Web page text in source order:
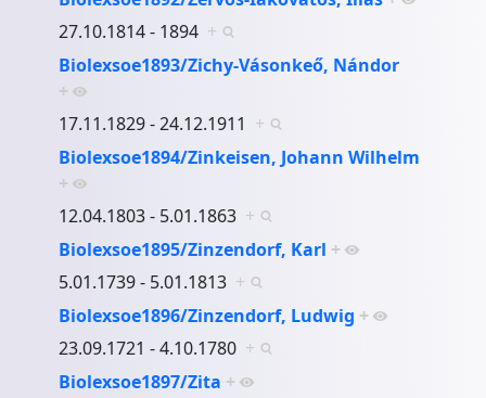
27.10.1814 - 1894 +
Biolexsoe1893/Zichy-Vásonkeő, Nándor
+
17.11.1829 - 24.12.1911 +
Biolexsoe1894/Zinkeisen, Johann Wilhelm
+
12.04.1803 - 5.01.1863 +
Biolexsoe1895/Zinzendorf, Karl +
5.01.1739 - 5.01.1813 +
Biolexsoe1896/Zinzendorf, Ludwig +
23.09.1721 - 4.10.1780 +
Biolexsoe1897/Zita +